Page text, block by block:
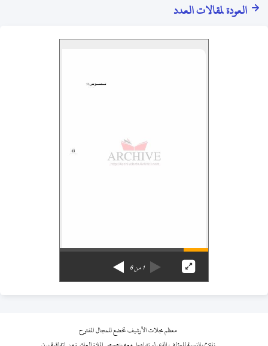
العودة لمقالات العدد
1من6
معظم مجلات الأرشيف تخضع للمجال المفتوح